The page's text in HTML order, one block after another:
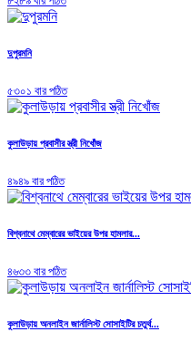
দুপুরমনি
৫৩০১ বার পঠিত
কুলাউড়ায় প্রবাসীর স্ত্রী নিখোঁজ
৪৯৪৯ বার পঠিত
বিশ্বনাথে মেম্বারের ভাইয়ের উপর হামলার...
৪৬৩৩ বার পঠিত
কুলাউড়ায় অনলাইন জার্নালিস্ট সোসাইটির চতুর্থ...